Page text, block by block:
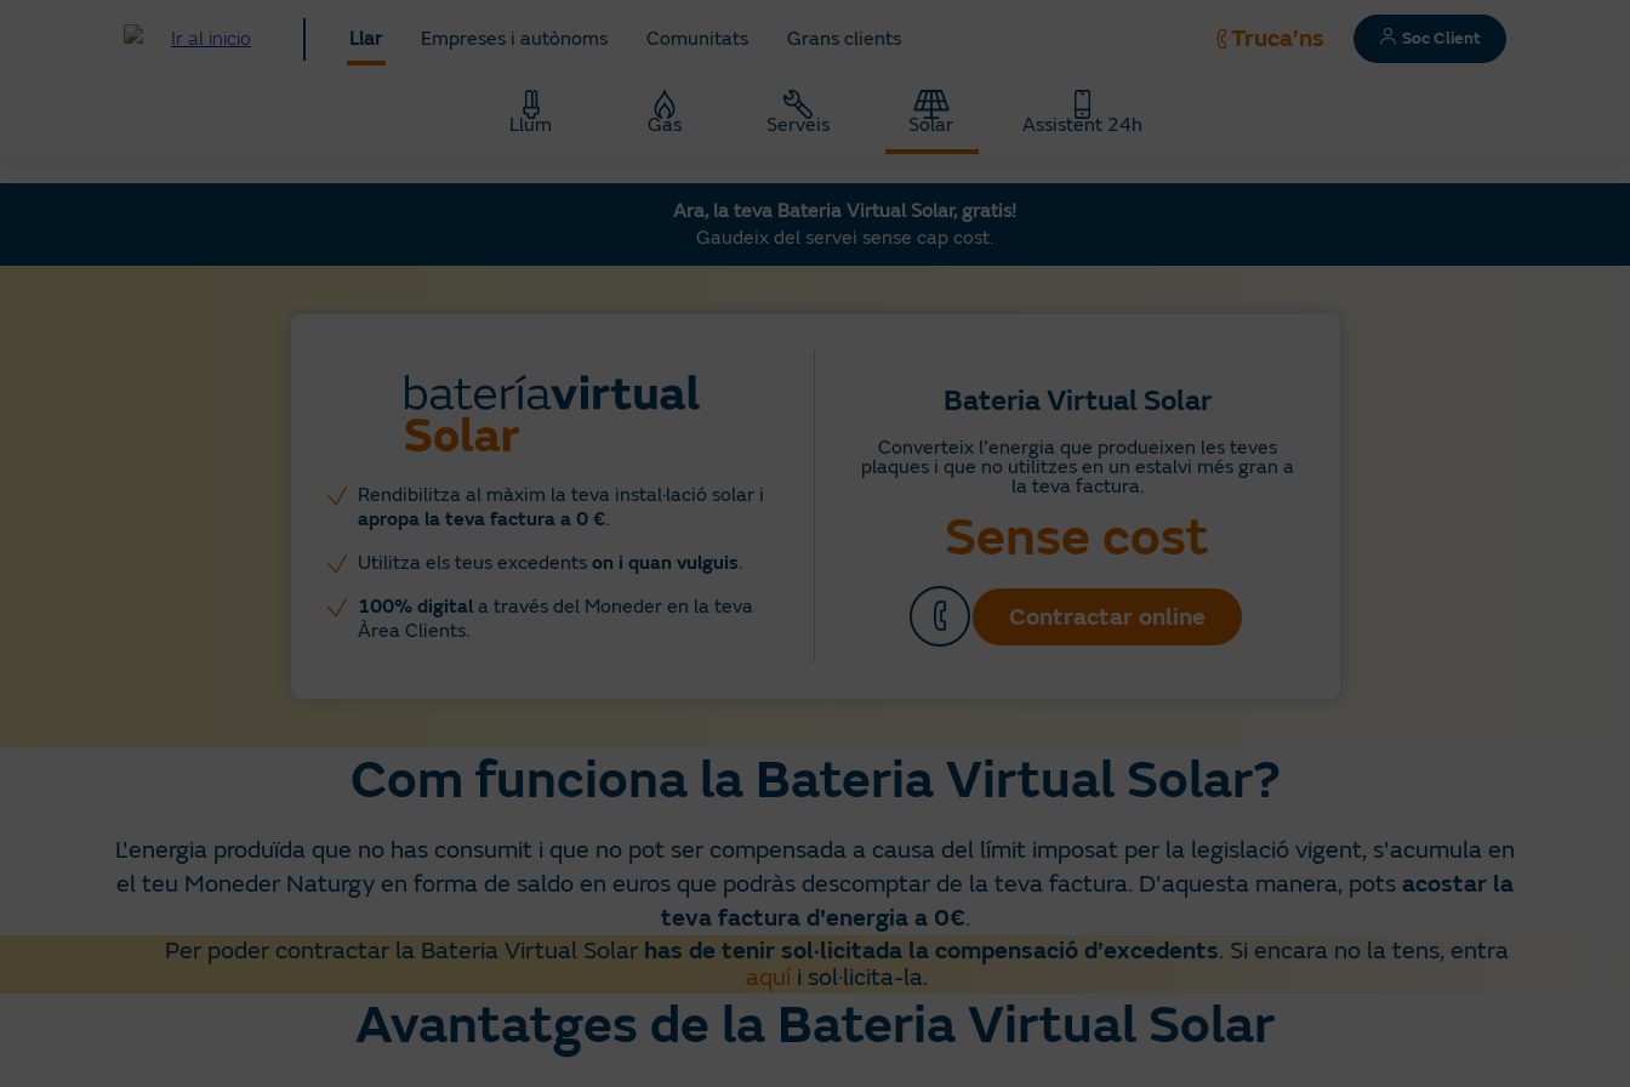
Llar Empreses i autònoms Comunitats Grans clients Truca’ns Soc Client
Llum Gas Serveis Solar Assistent 24h
Ara, la teva Bateria Virtual Solar, gratis!
Gaudeix del servei sense cap cost.
Rendibilitza al màxim la teva instal·lació solar i
apropa la teva factura a 0 €.
Utilitza els teus excedents on i quan vulguis.
100% digitala través del Moneder en la teva
Àrea Clients.
Bateria Virtual Solar
Converteix l'energia que produeixen les teves
plaques i que no utilitzes en un estalvi més gran a
la teva factura.
Sense cost
Contractar online
Com funciona la Bateria Virtual Solar?
L'energia produïda que no has consumit i que no pot ser compensada a causa del límit imposat per la legislació vigent, s'acumula en
el teu Moneder Naturgy en forma de saldo en euros que podràs descomptar de la teva factura. D'aquesta manera, pots acostar la
teva factura d'energia a 0€.
Per poder contractar la Bateria Virtual Solar has de tenir sol·licitada la compensació d’excedents. Si encara no la tens, entra
aquíi sol·licita-la.
Avantatges de la Bateria Virtual Solar